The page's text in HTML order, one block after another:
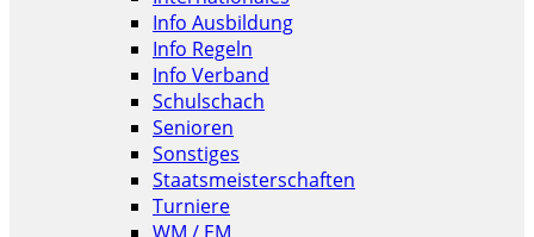
Info Ausbildung
Info Regeln
Info Verband
Schulschach
Senioren
Sonstiges
Staatsmeisterschaften
Turniere